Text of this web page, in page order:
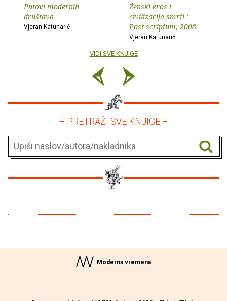
Putovi modernih
društava
Vjeran Katunarić
Ženski eros i
civilizacija smrti :
Post scriptum, 2008.
Vjeran Katunarić
VIDI SVE KNJIGE
– PRETRAŽI SVE KNJIGE –
Moderna vremena